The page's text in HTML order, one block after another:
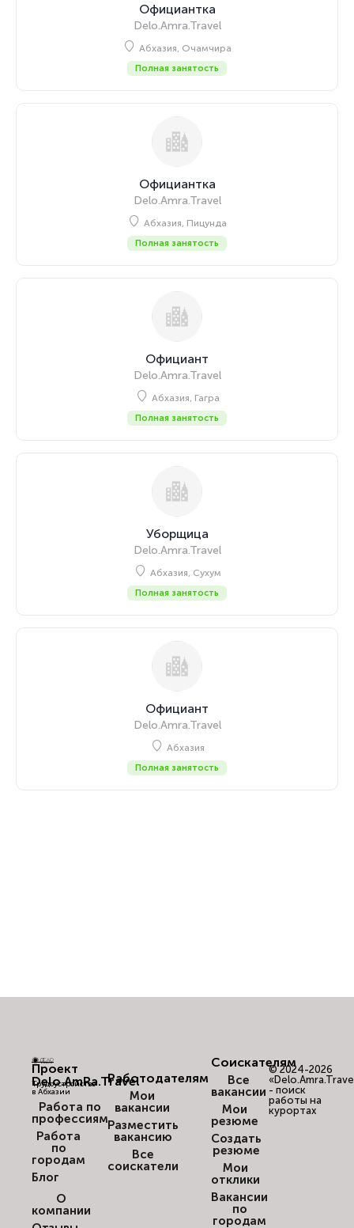
Официантка
Delo.Amra.Travel
Абхазия, Очамчира
Полная занятость
Официантка
Delo.Amra.Travel
Абхазия, Пицунда
Полная занятость
Официант
Delo.Amra.Travel
Абхазия, Гагра
Полная занятость
Уборщица
Delo.Amra.Travel
Абхазия, Сухум
Полная занятость
Официант
Delo.Amra.Travel
Абхазия
Полная занятость
Проект
Delo.AmRa.Travel
Трудоустройство
в Абхазии
Работа по
профессиям
Работа
по
городам
Блог
О
компании
Работодателям
Мои
вакансии
Разместить
вакансию
Все
соискатели
Соискателям
Все
вакансии
Мои
резюме
Создать
резюме
Мои
отклики
Вакансии
по
городам
© 2024-2026
- поиск
работы на
курортах